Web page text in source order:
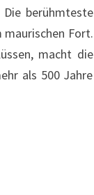
Die berühmteste
Fort.
macht die
als 500 Jahre